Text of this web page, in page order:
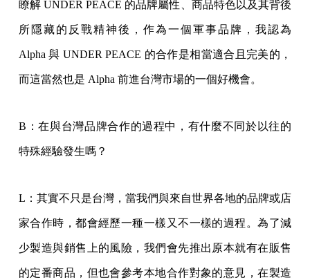
瞭解 UNDER PEACE 的品牌屬性、商品特色以及其背後
所隱藏的反戰精神後，作為一個軍事品牌，我認為
Alpha 與 UNDER PEACE 的合作是相當適合且完美的，
而這當然也是 Alpha 前進台灣市場的一個好機會。
B：在與台灣品牌合作的過程中，有什麼不同於以往的
特殊經驗發生嗎？
L：其實不只是台灣，當我們與來自世界各地的品牌或店
家合作時，都會經歷一種一樣又不一樣的過程。為了減
少製造與銷售上的風險，我們會先推出原本就有在販售
的定番商品，但也會參考本地合作對象的意見，在製造